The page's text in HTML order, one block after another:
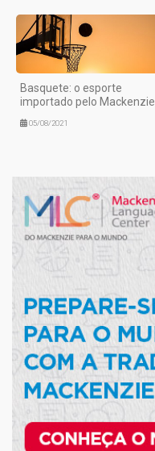
Basquete: o esporte
importado pelo Mackenzie
05/08/2021